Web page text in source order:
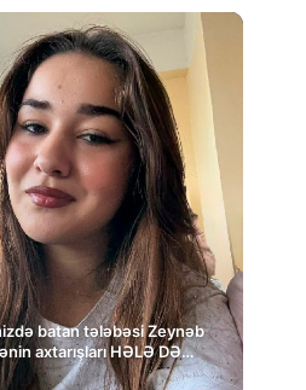
batan tələbəsi Zeynəb
axtarışları HƏLƏ DƏ